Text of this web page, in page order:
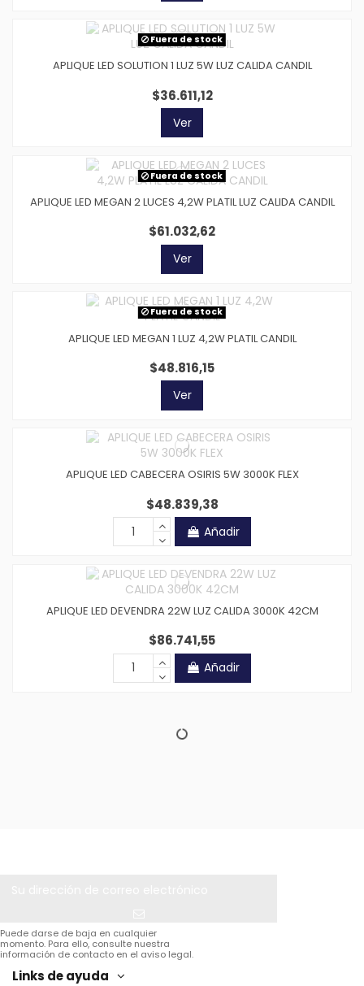
Fuera de stock
APLIQUE LED SOLUTION 1 LUZ 5W LUZ CALIDA CANDIL
$36.611,12
Ver
Fuera de stock
APLIQUE LED MEGAN 2 LUCES 4,2W PLATIL LUZ CALIDA CANDIL
$61.032,62
Ver
Fuera de stock
APLIQUE LED MEGAN 1 LUZ 4,2W PLATIL CANDIL
$48.816,15
Ver
APLIQUE LED CABECERA OSIRIS 5W 3000K FLEX
$48.839,38
Añadir
APLIQUE LED DEVENDRA 22W LUZ CALIDA 3000K 42CM
$86.741,55
Añadir
Puede darse de baja en cualquier
momento. Para ello, consulte nuestra
información de contacto en el aviso legal.
Links de ayuda